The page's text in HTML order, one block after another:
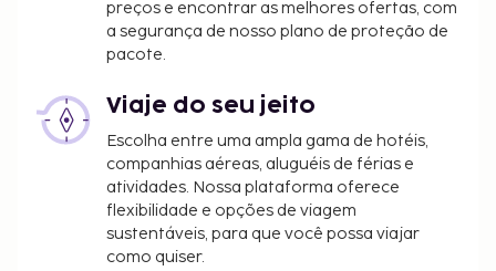
A lista anterior pode não estar completa. As taxas e
os depósitos podem não incluir impostos e estão
sujeitos a alterações.
preços e encontrar as melhores ofertas, com
a segurança de nosso plano de proteção de
pacote.
Viaje do seu jeito
Escolha entre uma ampla gama de hotéis,
companhias aéreas, aluguéis de férias e
atividades. Nossa plataforma oferece
flexibilidade e opções de viagem
sustentáveis, para que você possa viajar
como quiser.